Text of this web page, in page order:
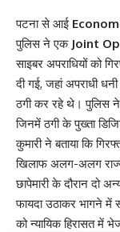
पटना से आई
पुलिस ने एक Joint
साइबर अपराधियों को
दी गई, जहां अपराधी
ठगी कर रहे थे। पुलिस
जिनमें ठगी के पुख्ता
कुमारी ने बताया कि
खिलाफ अलग-अलग
छापेमारी के दौरान दो
फायदा उठाकर भागने में
को न्यायिक हिरासत में